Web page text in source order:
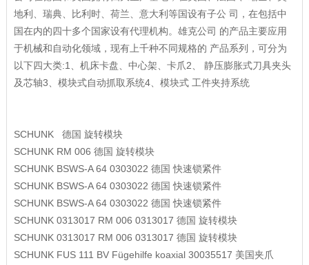
地利、瑞典、比利时、荷兰、意大利等国设有子公 司，在包括中
国在内的四十多个国家设有代理机构。雄克公司 的产品主要应用
于机械和自动化领域，现有上千种不同规格的 产品系列，可分为
以下四大类:1、机床卡盘、中心架、卡爪2、 静压膨胀式刀具夹头
及芯轴3、模块式自动抓取系统4、模块式 工件夹持系统
SCHUNK 德国 旋转模块
SCHUNK RM 006 德国 旋转模块
SCHUNK BSWS-A 64 0303022 德国 快速锁紧件
SCHUNK BSWS-A 64 0303022 德国 快速锁紧件
SCHUNK BSWS-A 64 0303022 德国 快速锁紧件
SCHUNK 0313017 RM 006 0313017 德国 旋转模块
SCHUNK 0313017 RM 006 0313017 德国 旋转模块
SCHUNK FUS 111 BV Fügehilfe koaxial 30035517 美国夹爪